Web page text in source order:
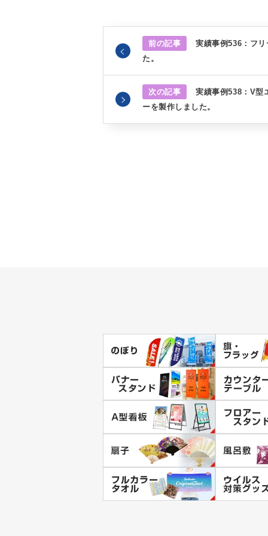
前の記事
実績事例536：フ
た。
次の記事
実績事例538：V型
ーを製作しました。